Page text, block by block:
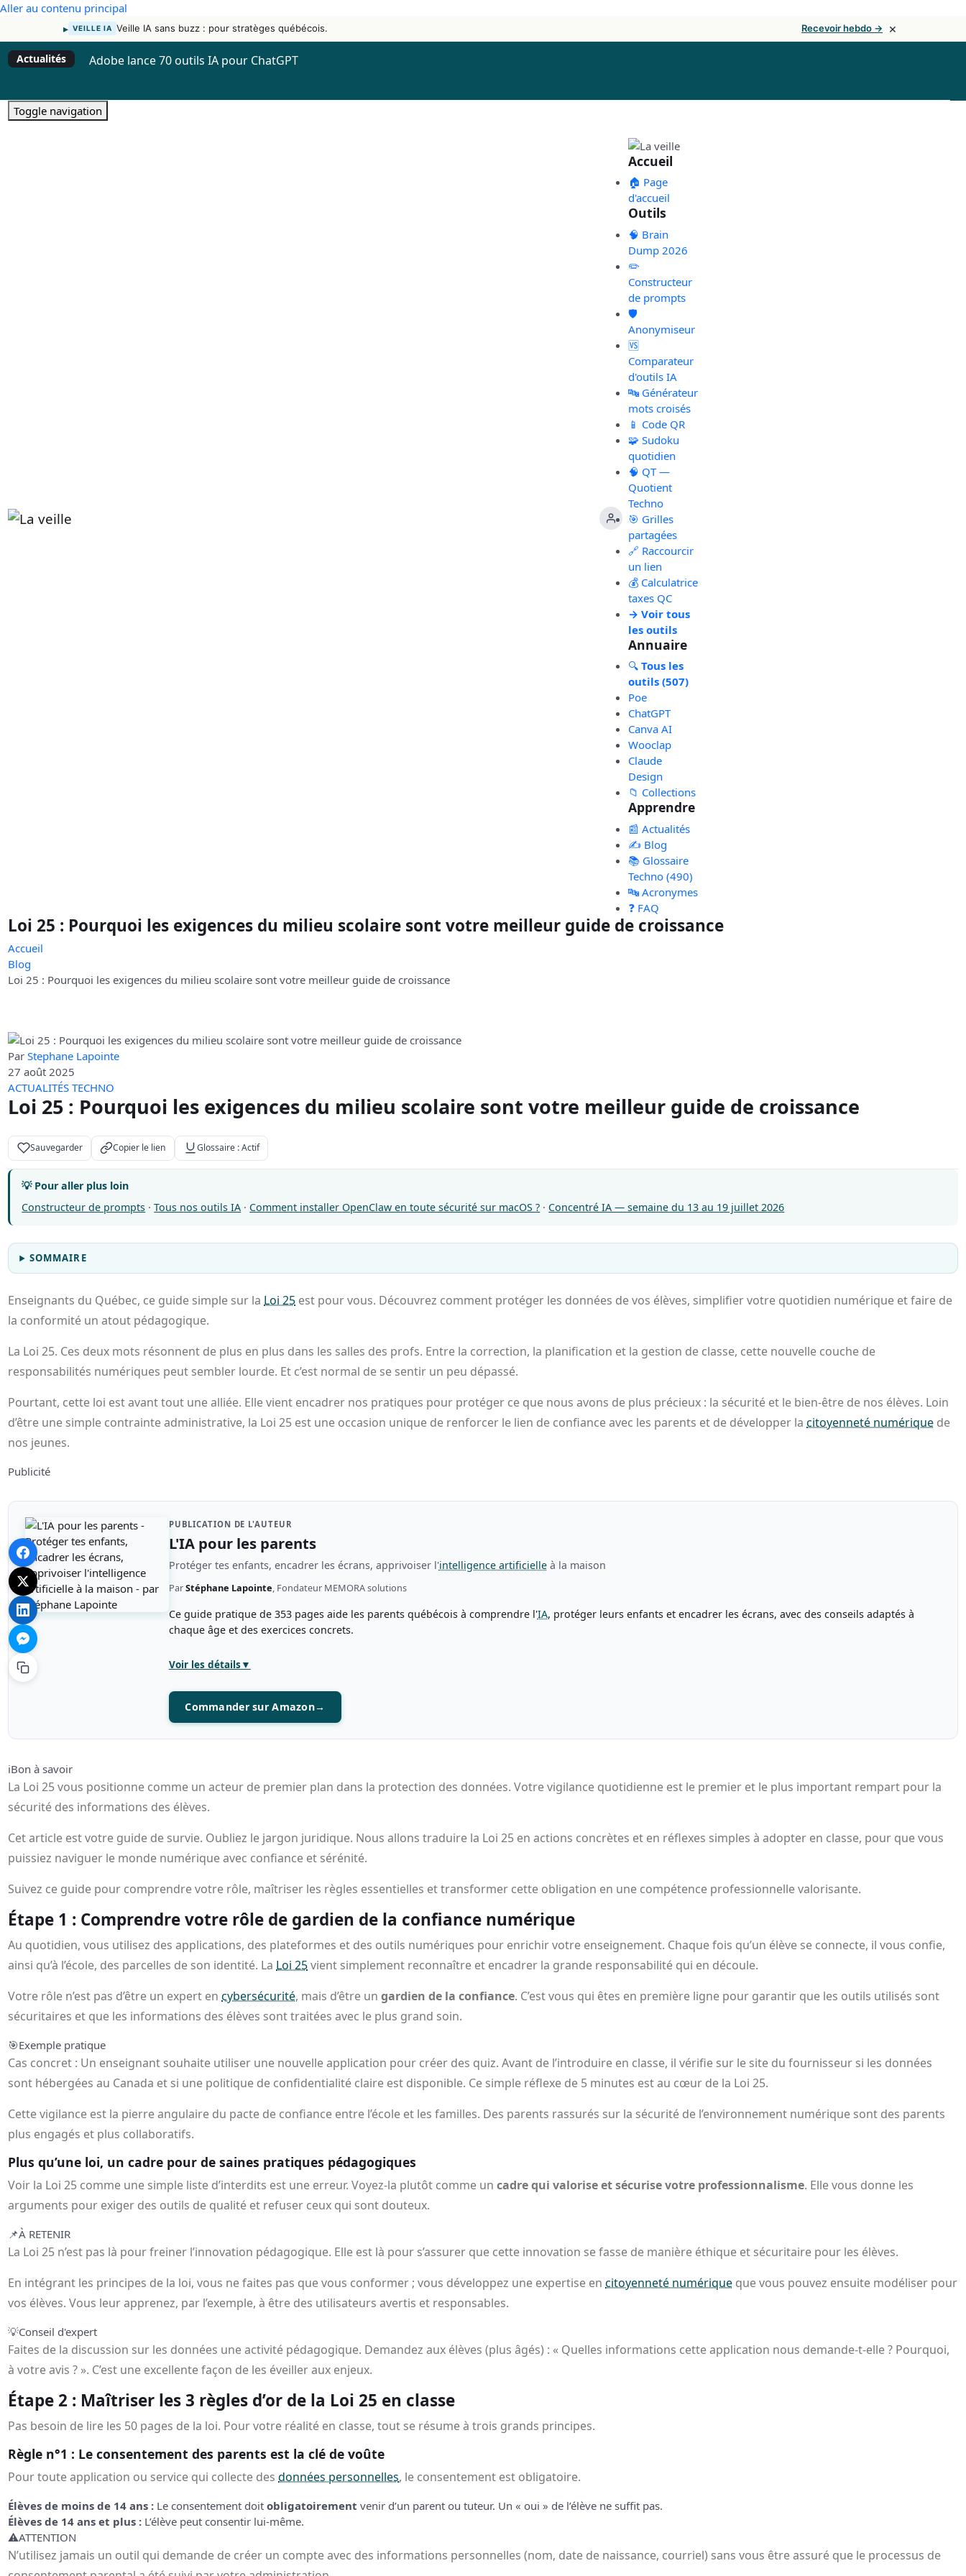
Aller au contenu principal
▸ VEILLE IA Veille IA sans buzz : pour stratèges québécois. Recevoir hebdo → ×
Actualités Adobe lance 70 outils IA pour ChatGPT
Toggle navigation
Accueil
🏠 Page
d'accueil
Outils
🧠 Brain
Dump 2026
✏️
Constructeur
de prompts
🛡️
Anonymiseur
🆚
Comparateur
d'outils IA
🔤 Générateur
mots croisés
📱 Code QR
🧩 Sudoku
quotidien
🧠 QT —
Quotient
Techno
🎯 Grilles
partagées
🔗 Raccourcir
un lien
💰 Calculatrice
taxes QC
→ Voir tous
les outils
Annuaire
🔍Tous les
outils (507)
Poe
ChatGPT
Canva AI
Wooclap
Claude
Design
📁 Collections
Apprendre
📰 Actualités
✍️ Blog
📚 Glossaire
Techno (490)
🔤 Acronymes
❓ FAQ
Loi 25 : Pourquoi les exigences du milieu scolaire sont votre meilleur guide de croissance
Accueil
Blog
Loi 25 : Pourquoi les exigences du milieu scolaire sont votre meilleur guide de croissance
ParStephane Lapointe
27 août 2025
ACTUALITÉS TECHNO
Loi 25 : Pourquoi les exigences du milieu scolaire sont votre meilleur guide de croissance
Sauvegarder Copier le lien Glossaire : Actif
💡 Pour aller plus loin
Constructeur de prompts ·Tous nos outils IA · Comment installer OpenClaw en toute sécurité sur macOS ? · Concentré IA — semaine du 13 au 19 juillet 2026
SOMMAIRE
Enseignants du Québec, ce guide simple sur la Loi 25 est pour vous. Découvrez comment protéger les données de vos élèves, simplifier votre quotidien numérique et faire de
la conformité un atout pédagogique.
La Loi 25. Ces deux mots résonnent de plus en plus dans les salles des profs. Entre la correction, la planification et la gestion de classe, cette nouvelle couche de
responsabilités numériques peut sembler lourde. Et c’est normal de se sentir un peu dépassé.
Pourtant, cette loi est avant tout une alliée. Elle vient encadrer nos pratiques pour protéger ce que nous avons de plus précieux : la sécurité et le bien-être de nos élèves. Loin
d’être une simple contrainte administrative, la Loi 25 est une occasion unique de renforcer le lien de confiance avec les parents et de développer lacitoyenneté numérique de
nos jeunes.
Publicité
PUBLICATION DE L'AUTEUR
L'IA pour les parents
Protéger tes enfants, encadrer les écrans, apprivoiser l'intelligence artificielleà la maison
ParStéphane Lapointe, Fondateur MEMORA solutions
Ce guide pratique de 353 pages aide les parents québécois à comprendre l'IA, protéger leurs enfants et encadrer les écrans, avec des conseils adaptés à
chaque âge et des exercices concrets.
Voir les détails▼
Commander sur Amazon→
ℹ️Bon à savoir
La Loi 25 vous positionne comme un acteur de premier plan dans la protection des données. Votre vigilance quotidienne est le premier et le plus important rempart pour la
sécurité des informations des élèves.
Cet article est votre guide de survie. Oubliez le jargon juridique. Nous allons traduire la Loi 25 en actions concrètes et en réflexes simples à adopter en classe, pour que vous
puissiez naviguer le monde numérique avec confiance et sérénité.
Suivez ce guide pour comprendre votre rôle, maîtriser les règles essentielles et transformer cette obligation en une compétence professionnelle valorisante.
Étape 1 : Comprendre votre rôle de gardien de la confiance numérique
Au quotidien, vous utilisez des applications, des plateformes et des outils numériques pour enrichir votre enseignement. Chaque fois qu’un élève se connecte, il vous confie,
ainsi qu’à l’école, des parcelles de son identité. La Loi 25vient simplement reconnaître et encadrer la grande responsabilité qui en découle.
Votre rôle n’est pas d’être un expert encybersécurité, mais d’être ungardien de la confiance. C’est vous qui êtes en première ligne pour garantir que les outils utilisés sont
sécuritaires et que les informations des élèves sont traitées avec le plus grand soin.
🎯Exemple pratique
Cas concret : Un enseignant souhaite utiliser une nouvelle application pour créer des quiz. Avant de l’introduire en classe, il vérifie sur le site du fournisseur si les données
sont hébergées au Canada et si une politique de confidentialité claire est disponible. Ce simple réflexe de 5 minutes est au cœur de la Loi 25.
Cette vigilance est la pierre angulaire du pacte de confiance entre l’école et les familles. Des parents rassurés sur la sécurité de l’environnement numérique sont des parents
plus engagés et plus collaboratifs.
Plus qu’une loi, un cadre pour de saines pratiques pédagogiques
Voir la Loi 25 comme une simple liste d’interdits est une erreur. Voyez-la plutôt comme uncadre qui valorise et sécurise votre professionnalisme. Elle vous donne les
arguments pour exiger des outils de qualité et refuser ceux qui sont douteux.
📌À RETENIR
La Loi 25 n’est pas là pour freiner l’innovation pédagogique. Elle est là pour s’assurer que cette innovation se fasse de manière éthique et sécuritaire pour les élèves.
En intégrant les principes de la loi, vous ne faites pas que vous conformer ; vous développez une expertise encitoyenneté numérique que vous pouvez ensuite modéliser pour
vos élèves. Vous leur apprenez, par l’exemple, à être des utilisateurs avertis et responsables.
💡Conseil d'expert
Faites de la discussion sur les données une activité pédagogique. Demandez aux élèves (plus âgés) : « Quelles informations cette application nous demande-t-elle ? Pourquoi,
à votre avis ? ». C’est une excellente façon de les éveiller aux enjeux.
Étape 2 : Maîtriser les 3 règles d’or de la Loi 25 en classe
Pas besoin de lire les 50 pages de la loi. Pour votre réalité en classe, tout se résume à trois grands principes.
Règle n°1 : Le consentement des parents est la clé de voûte
Pour toute application ou service qui collecte desdonnées personnelles, le consentement est obligatoire.
Élèves de moins de 14 ans : Le consentement doitobligatoirement venir d’un parent ou tuteur. Un « oui » de l’élève ne suffit pas.
Élèves de 14 ans et plus : L’élève peut consentir lui-même.
⚠️ATTENTION
N’utilisez jamais un outil qui demande de créer un compte avec des informations personnelles (nom, date de naissance, courriel) sans vous être assuré que le processus de